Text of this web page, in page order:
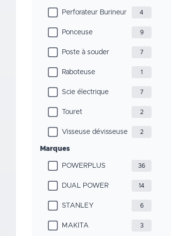
Perforateur Burineur 4
Ponceuse 9
Poste à souder 7
Raboteuse 1
Scie électrique 7
Touret 2
Visseuse dévisseuse 2
Marques
POWERPLUS 36
DUAL POWER 14
STANLEY 6
MAKITA 3